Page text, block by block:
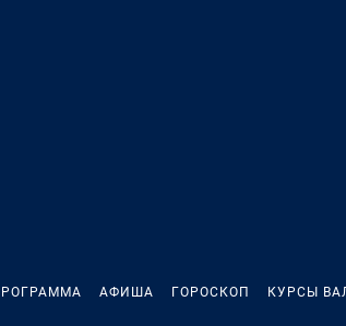
АФИША ГОРОСКОП КУРСЫ